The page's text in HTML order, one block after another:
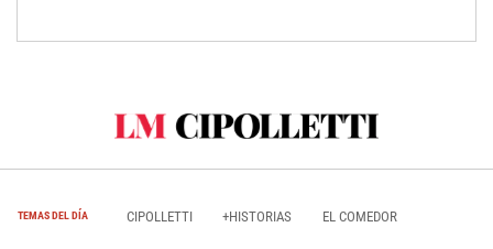
TEMAS DEL DÍA CIPOLLETTI +HISTORIAS EL COMEDOR